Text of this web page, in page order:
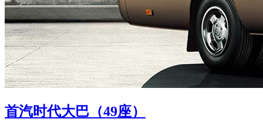
首汽时代大巴（49座）